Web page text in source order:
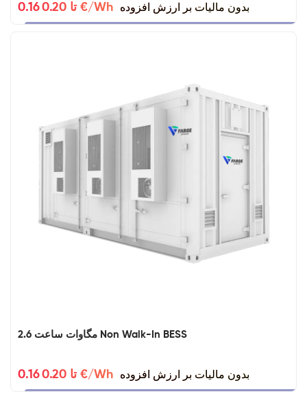
0.16 تا 0.20 €/Wh بدون مالیات بر ارزش افزوده
2.6 مگاوات ساعت Non Walk-In BESS
0.16 تا 0.20 €/Wh بدون مالیات بر ارزش افزوده